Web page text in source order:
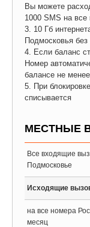
Вы можете
1000 SMS на
3. 10 Гб
Подмосковья без
4. Если баланс
Номер
балансе не
5. При
списывается
МЕСТНЫЕ
Все входящие
Подмосковье
Исходящие
на все номера
месяц